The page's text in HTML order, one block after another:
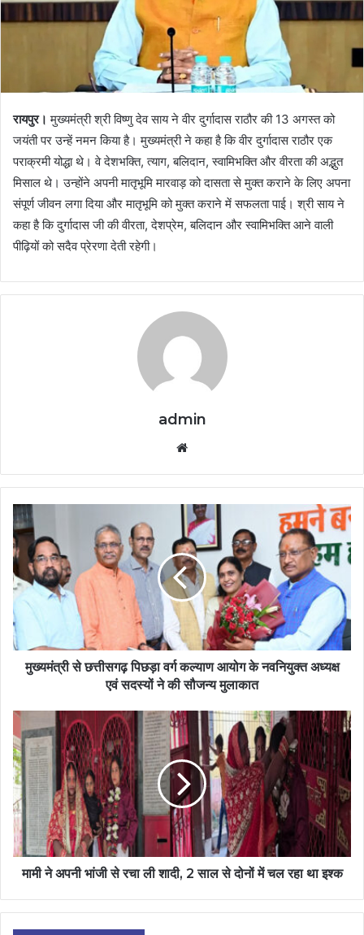
रायपुर। मुख्यमंत्री श्री विष्णु देव साय ने वीर दुर्गादास राठौर की 13 अगस्त को
जयंती पर उन्हें नमन किया है। मुख्यमंत्री ने कहा है कि वीर दुर्गादास राठौर एक
पराक्रमी योद्धा थे। वे देशभक्ति, त्याग, बलिदान, स्वामिभक्ति और वीरता की अद्भुत
मिसाल थे। उन्होंने अपनी मातृभूमि मारवाड़ को दासता से मुक्त कराने के लिए अपना
संपूर्ण जीवन लगा दिया और मातृभूमि को मुक्त कराने में सफलता पाई। श्री साय ने
कहा है कि दुर्गादास जी की वीरता, देशप्रेम, बलिदान और स्वामिभक्ति आने वाली
पीढ़ियों को सदैव प्रेरणा देती रहेगी।
admin
मुख्यमंत्री से छत्तीसगढ़ पिछड़ा वर्ग कल्याण आयोग के नवनियुक्त अध्यक्ष
एवं सदस्यों ने की सौजन्य मुलाकात
मामी ने अपनी भांजी से रचा ली शादी, 2 साल से दोनों में चल रहा था इश्क